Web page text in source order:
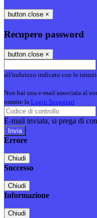
button close ×
Recupero password
button close ×
all'indirizzo indicato con le
Non hai una e-mail associata al
tramite la Login Spaggiari
E-mail inviata, si prega di
Errore
Chiudi
Successo
Chiudi
Informazione
Chiudi